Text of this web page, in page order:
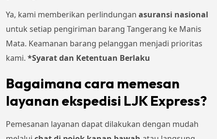
Ya, kami memberikan perlindungan asuransi nasional
untuk setiap pengiriman barang Tangerang ke Manis
Mata. Keamanan barang pelanggan menjadi prioritas
kami. *Syarat dan Ketentuan Berlaku
Bagaimana cara memesan
layanan ekspedisi LJK Express?
Pemesanan layanan dapat dilakukan dengan mudah